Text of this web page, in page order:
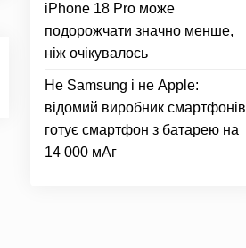
iPhone 18 Pro може
подорожчати значно менше,
ніж очікувалось
Не Samsung і не Apple:
відомий виробник смартфонів
готує смартфон з батарею на
14 000 мАг